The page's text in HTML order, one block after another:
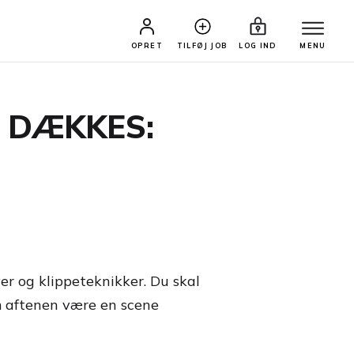
OPRET TILFØJ JOB LOG IND MENU
DÆKKES:
og klippeteknikker. Du skal
være en scene